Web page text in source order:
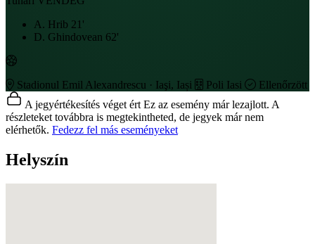
A. Hrib 21'
D. Ghindovean 62'
Stadionul Emil Alexandrescu · Iaşi, Iași Poli Iasi
Ellenőrzött
A jegyértékesítés véget ért Ez az esemény már lezajlott. A
részleteket továbbra is megtekintheted, de jegyek már nem
elérhetők. Fedezz fel más eseményeket
Helyszín